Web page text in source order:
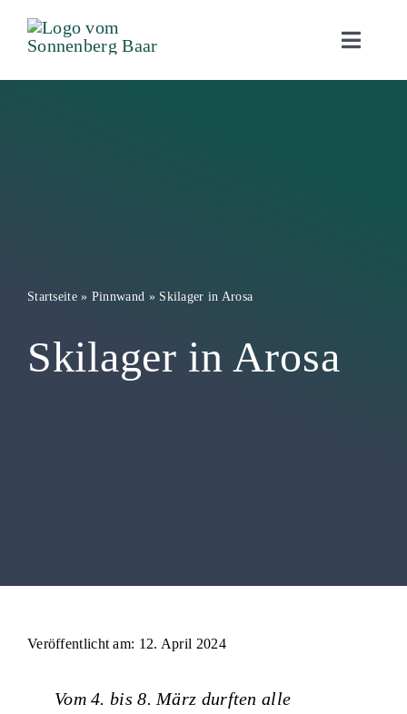
Zum
Inhalt
springen
Toggle
Angebot
Jobs
Startseite» Pinnwand » Skilager in Arosa
Skilager in Arosa
Veröffentlicht am: 12. April 2024
Vom 4. bis 8. März durften alle